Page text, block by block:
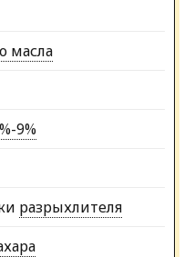
масла
9%
разрыхлителя